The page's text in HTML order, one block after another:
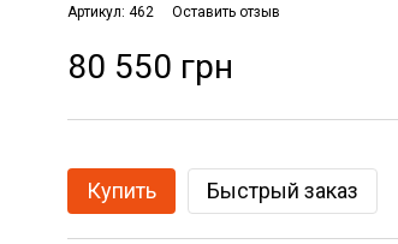
Артикул: 462 Оставить отзыв
80 550 грн
Купить Быстрый заказ